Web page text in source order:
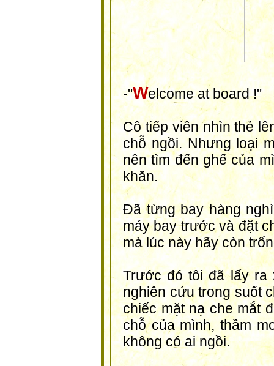
-"Welcome at board !"
Cô tiếp viên nhìn thẻ
chỗ ngồi. Nhưng loại
nên tìm đến ghế của
khăn.
Đã từng bay hàng
máy bay trước và đặt
mà lúc này hãy còn
Trước đó tôi đã lấy ra
nghiên cứu trong suốt
chiếc mặt nạ che mắt
chỗ của mình, thầm
không có ai ngồi.